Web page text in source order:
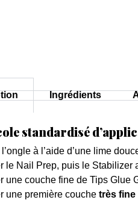
Ingrédients
standardisé
à l’aide d’une lime
le Nail Prep, puis le Stabilizer
une couche fine de Tips Glue
une première couche très fine